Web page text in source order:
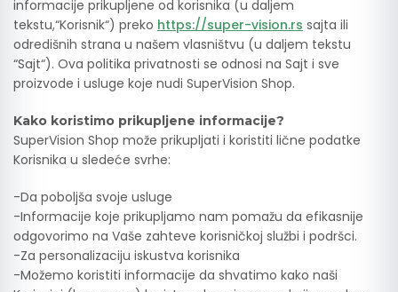
informacije prikupljene od korisnika (u daljem
tekstu,“Korisnik“) preko https://super-vision.rs sajta ili
odredišnih strana u našem vlasništvu (u daljem tekstu
“Sajt“). Ova politika privatnosti se odnosi na Sajt i sve
proizvode i usluge koje nudi SuperVision Shop.
Kako koristimo prikupljene informacije?
SuperVision Shop može prikupljati i koristiti lične podatke
Korisnika u sledeće svrhe:
-Da poboljša svoje usluge
-Informacije koje prikupljamo nam pomažu da efikasnije
odgovorimo na Vaše zahteve korisničkoj službi i podršci.
-Za personalizaciju iskustva korisnika
-Možemo koristiti informacije da shvatimo kako naši